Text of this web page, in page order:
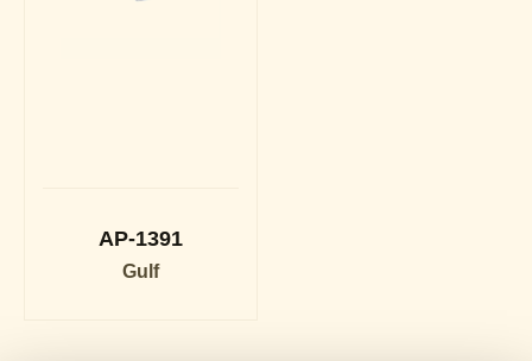
AP-1391
Gulf